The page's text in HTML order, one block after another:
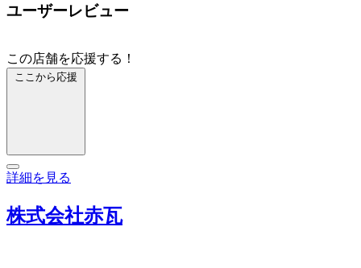
ユーザーレビュー
この店舗を応援する！
ここから応援
詳細を見る
株式会社赤瓦